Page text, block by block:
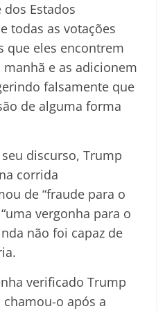
dos Estados
todas as votações
que eles encontrem
e as adicionem
falsamente que
de alguma forma
discurso, Trump
corrida
de “fraude para o
vergonha para o
não foi capaz de
verificado Trump
o após a